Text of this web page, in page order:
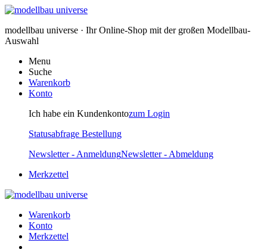
modellbau universe · Ihr Online-Shop mit der großen Modellbau-
Auswahl
Menu
Suche
Warenkorb
Konto
Ich habe ein Kundenkontozum Login
Statusabfrage Bestellung
Newsletter - AnmeldungNewsletter - Abmeldung
Merkzettel
Warenkorb
Konto
Merkzettel